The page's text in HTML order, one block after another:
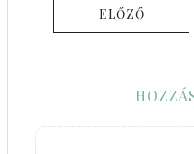
ELŐZŐ